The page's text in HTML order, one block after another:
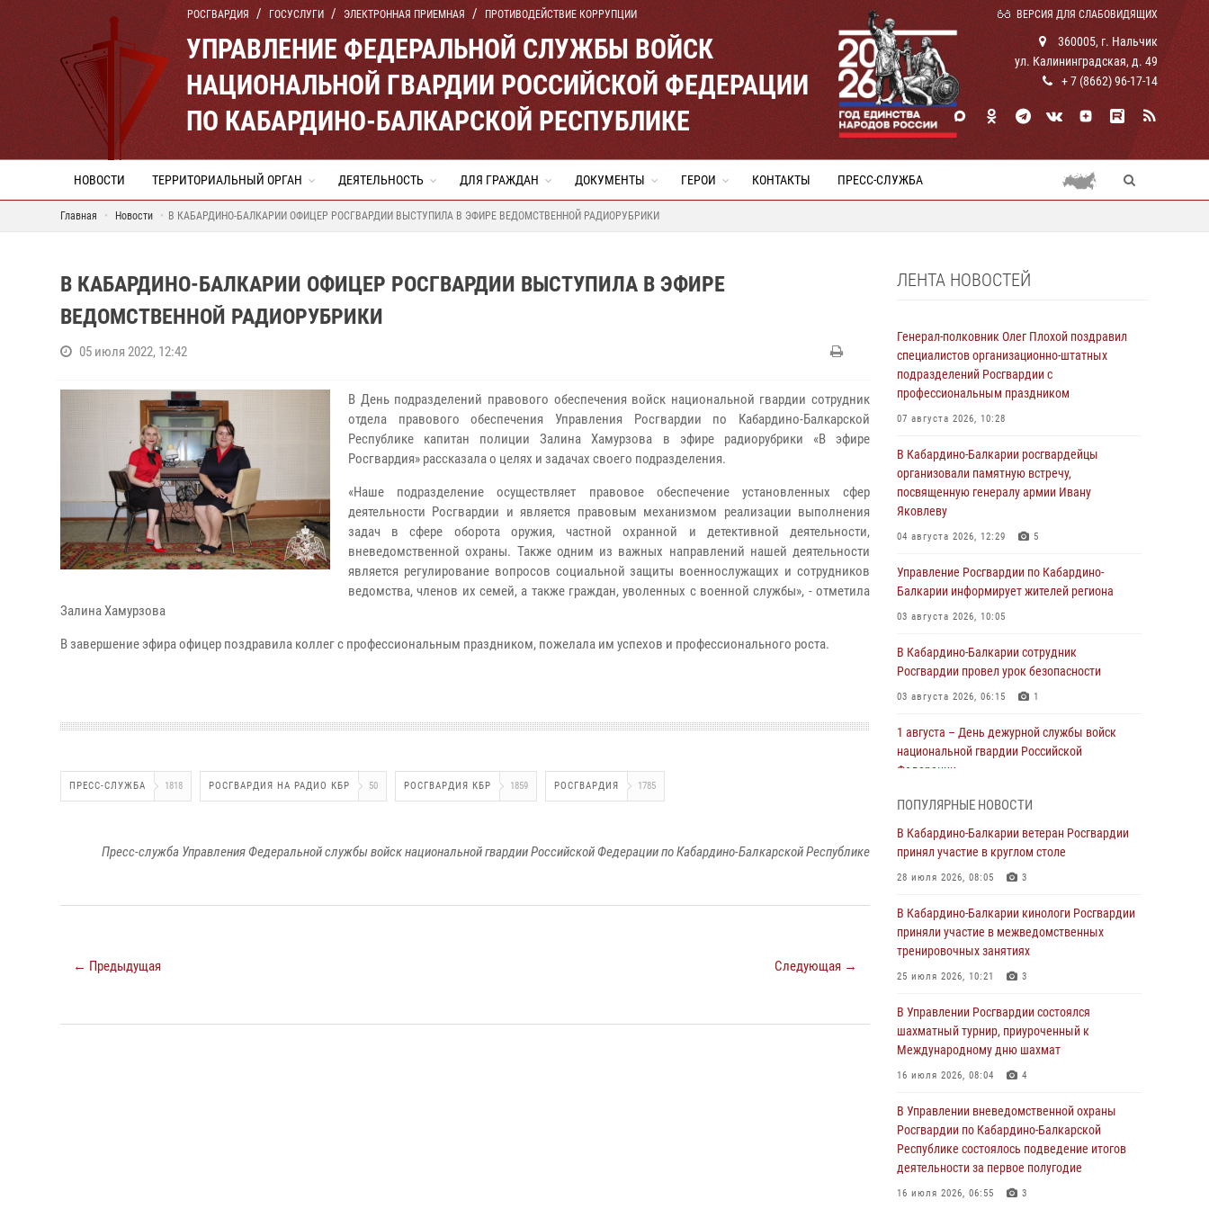
РОСГВАРДИЯ ГОСУСЛУГИ ЭЛЕКТРОННАЯ ПРИЕМНАЯ ПРОТИВОДЕЙСТВИЕ КОРРУПЦИИ ВЕРСИЯ ДЛЯ СЛАБОВИДЯЩИХ
УПРАВЛЕНИЕ ФЕДЕРАЛЬНОЙ СЛУЖБЫ ВОЙСК
НАЦИОНАЛЬНОЙ ГВАРДИИ РОССИЙСКОЙ ФЕДЕРАЦИИ
ПО КАБАРДИНО-БАЛКАРСКОЙ РЕСПУБЛИКЕ
360005, г. Нальчик
ул. Калининградская, д. 49
+ 7 (8662) 96-17-14
НОВОСТИ ТЕРРИТОРИАЛЬНЫЙ ОРГАН ДЕЯТЕЛЬНОСТЬ ДЛЯ ГРАЖДАН ДОКУМЕНТЫ ГЕРОИ КОНТАКТЫ ПРЕСС-СЛУЖБА
Главная Новости В КАБАРДИНО-БАЛКАРИИ ОФИЦЕР РОСГВАРДИИ ВЫСТУПИЛА В ЭФИРЕ ВЕДОМСТВЕННОЙ РАДИОРУБРИКИ
В КАБАРДИНО-БАЛКАРИИ ОФИЦЕР РОСГВАРДИИ ВЫСТУПИЛА В ЭФИРЕ
ВЕДОМСТВЕННОЙ РАДИОРУБРИКИ
05 июля 2022, 12:42
В День подразделений правового обеспечения войск национальной гвардии сотрудник
отдела правового обеспечения Управления Росгвардии по Кабардино-Балкарской
Республике капитан полиции Залина Хамурзова в эфире радиорубрики «В эфире
Росгвардия» рассказала о целях и задачах своего подразделения.
«Наше подразделение осуществляет правовое обеспечение установленных сфер
деятельности Росгвардии и является правовым механизмом реализации выполнения
задач в сфере оборота оружия, частной охранной и детективной деятельности,
вневедомственной охраны. Также одним из важных направлений нашей деятельности
является регулирование вопросов социальной защиты военнослужащих и сотрудников
ведомства, членов их семей, а также граждан, уволенных с военной службы», - отметила
Залина Хамурзова
В завершение эфира офицер поздравила коллег с профессиональным праздником, пожелала им успехов и профессионального роста.
ПРЕСС-СЛУЖБА 1818 РОСГВАРДИЯ НА РАДИО КБР 50 РОСГВАРДИЯ КБР 1859 РОСГВАРДИЯ 1785
Пресс-служба Управления Федеральной службы войск национальной гвардии Российской Федерации по Кабардино-Балкарской Республике
← Предыдущая Следующая →
ЛЕНТА НОВОСТЕЙ
Генерал-полковник Олег Плохой поздравил
специалистов организационно-штатных
подразделений Росгвардии с
профессиональным праздником
07 августа 2026, 10:28
В Кабардино-Балкарии росгвардейцы
организовали памятную встречу,
посвященную генералу армии Ивану
Яковлеву
04 августа 2026, 12:29 5
Управление Росгвардии по Кабардино-
Балкарии информирует жителей региона
03 августа 2026, 10:05
В Кабардино‑Балкарии сотрудник
Росгвардии провел урок безопасности
03 августа 2026, 06:15 1
1 августа – День дежурной службы войск
национальной гвардии Российской
Федерации
В Росгвардии вспоминают российских
воинов, погибших в Первой мировой войне
Директор Росгвардии Герой России генерал
армии Виктор Золотов поздравил
специалистов подразделений тыла с
01 августа 2026, 00:10
Росгвардия обеспечивает безопасность
граждан на южном направлении
Состоялась рабочая встреча директора
Росгвардии Героя России генерала армии
Виктора Золотова с заместителем
полномочного представителя Президента
ПОПУЛЯРНЫЕ НОВОСТИ
В Кабардино-Балкарии ветеран Росгвардии
принял участие в круглом столе
28 июля 2026, 08:05 3
В Кабардино-Балкарии кинологи Росгвардии
приняли участие в межведомственных
тренировочных занятиях
25 июля 2026, 10:21 3
В Управлении Росгвардии состоялся
шахматный турнир, приуроченный к
Международному дню шахмат
16 июля 2026, 08:04 4
В Управлении вневедомственной охраны
Росгвардии по Кабардино-Балкарской
Республике состоялось подведение итогов
деятельности за первое полугодие
16 июля 2026, 06:55 3